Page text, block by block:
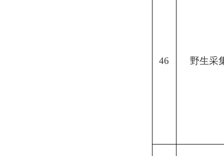
46 野生采